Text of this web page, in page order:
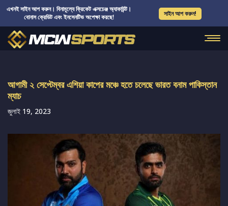
এখনই সাইন আপ করুন। বিনামূল্যে ক্রিকেট এক্সচেঞ্জ অ্যাকাউন্ট।
বোনাস ক্রেডিট এবং ইনসেনটিভ অপেক্ষা করছে!
সাইন আপ করুন!
আগামী ২ সেপ্টেম্বর এশিয়া কাপের মঞ্চে হতে চলেছে ভারত বনাম পাকিস্তান
ম্যাচ
জুলাই 19, 2023